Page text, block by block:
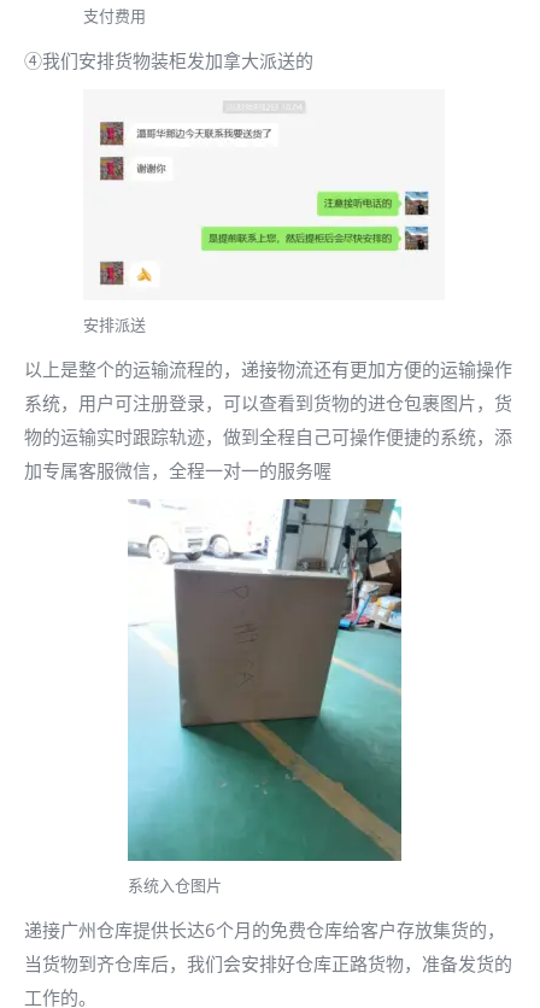
支付费用
④我们安排货物装柜发加拿大派送的
安排派送
以上是整个的运输流程的，递接物流还有更加方便的运输操作
系统，用户可注册登录，可以查看到货物的进仓包裹图片，货
物的运输实时跟踪轨迹，做到全程自己可操作便捷的系统，添
加专属客服微信，全程一对一的服务喔
系统入仓图片
递接广州仓库提供长达6个月的免费仓库给客户存放集货的，
当货物到齐仓库后，我们会安排好仓库正路货物，准备发货的
工作的。